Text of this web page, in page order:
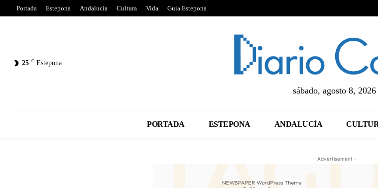
Portada Estepona Andalucía Cultura Vida Guia Estepona
25 C Estepona
sábado, agosto 8, 2026
PORTADA ESTEPONA ANDALUCÍA
- Advertisement -